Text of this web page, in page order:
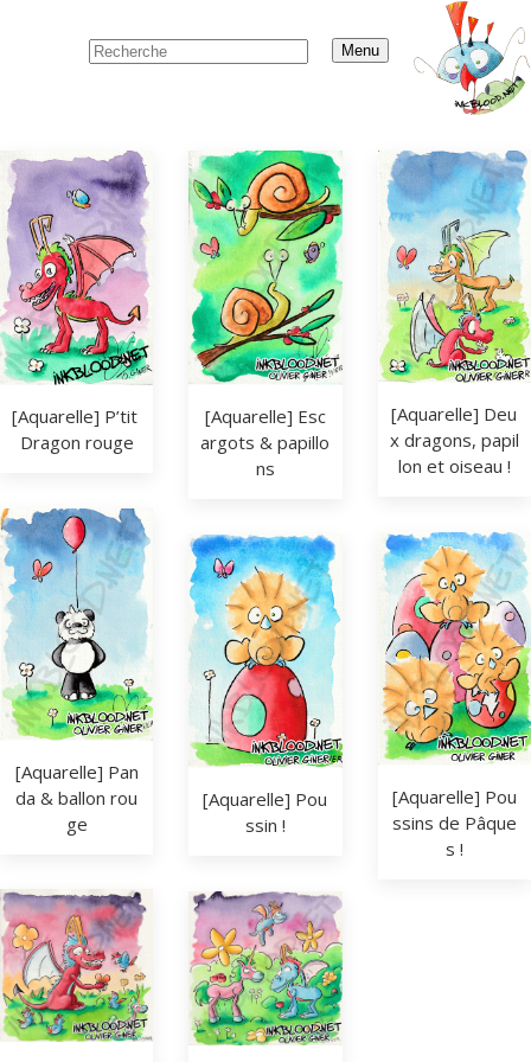
Menu
[Aquarelle] P’tit
Dragon rouge
[Aquarelle] Esc
argots & papillo
ns
[Aquarelle] Deu
x dragons, papil
lon et oiseau !
[Aquarelle] Pan
da & ballon rou
ge
[Aquarelle] Pou
ssin !
[Aquarelle] Pou
ssins de Pâque
s !